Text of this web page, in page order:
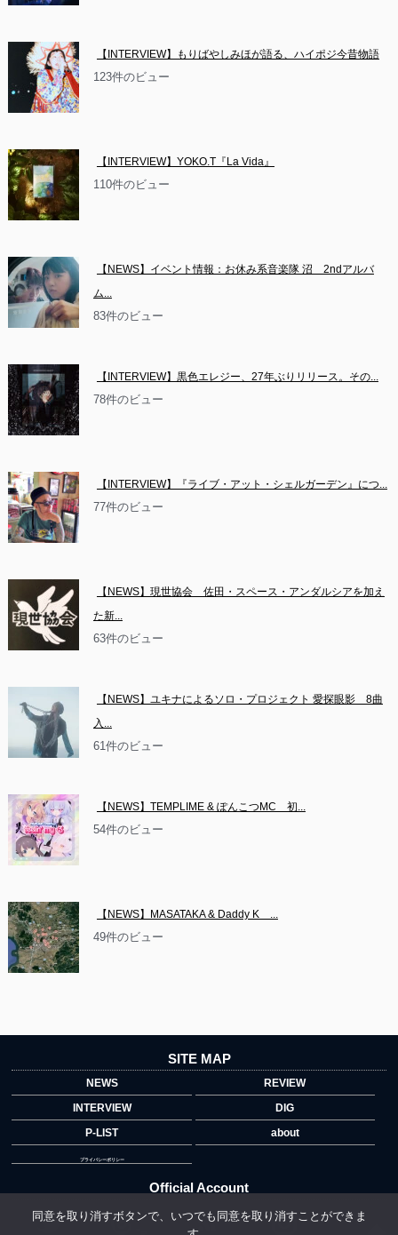
【INTERVIEW】もりばやしみほが語る、ハイポジ今昔物語
123件のビュー
【INTERVIEW】YOKO.T『La Vida』
110件のビュー
【NEWS】イベント情報：お休み系音楽隊 沼　2ndアルバ
ム...
83件のビュー
【INTERVIEW】黒色エレジー、27年ぶりリリース。その...
78件のビュー
【INTERVIEW】『ライブ・アット・シェルガーデン』につ...
77件のビュー
【NEWS】現世協会　佐田・スペース・アンダルシアを加え
た新...
63件のビュー
【NEWS】ユキナによるソロ・プロジェクト 愛探眼影　8曲
入...
61件のビュー
【NEWS】TEMPLIME & ぽんこつMC　初...
54件のビュー
【NEWS】MASATAKA & Daddy K　...
49件のビュー
SITE MAP
NEWS
REVIEW
INTERVIEW
DIG
P-LIST
about
プライバシーポリシー
Official Account
同意を取り消すボタンで、いつでも同意を取り消すことができま